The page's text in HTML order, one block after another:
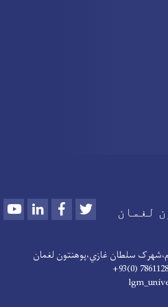
لغمان YoutubeLinkedInFacebook
سلطان غازي،پوهنتون لغمان